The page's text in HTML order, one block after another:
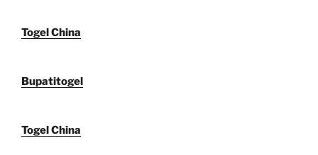
Togel China
Bupatitogel
Togel China